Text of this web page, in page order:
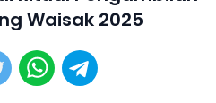
Waisak 2025